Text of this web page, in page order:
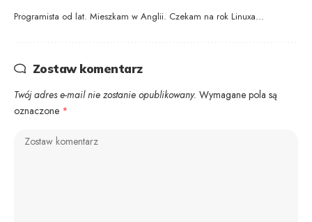
Programista od lat. Mieszkam w Anglii. Czekam na rok Linuxa...
Zostaw komentarz
Twój adres e-mail nie zostanie opublikowany. Wymagane pola są
oznaczone *